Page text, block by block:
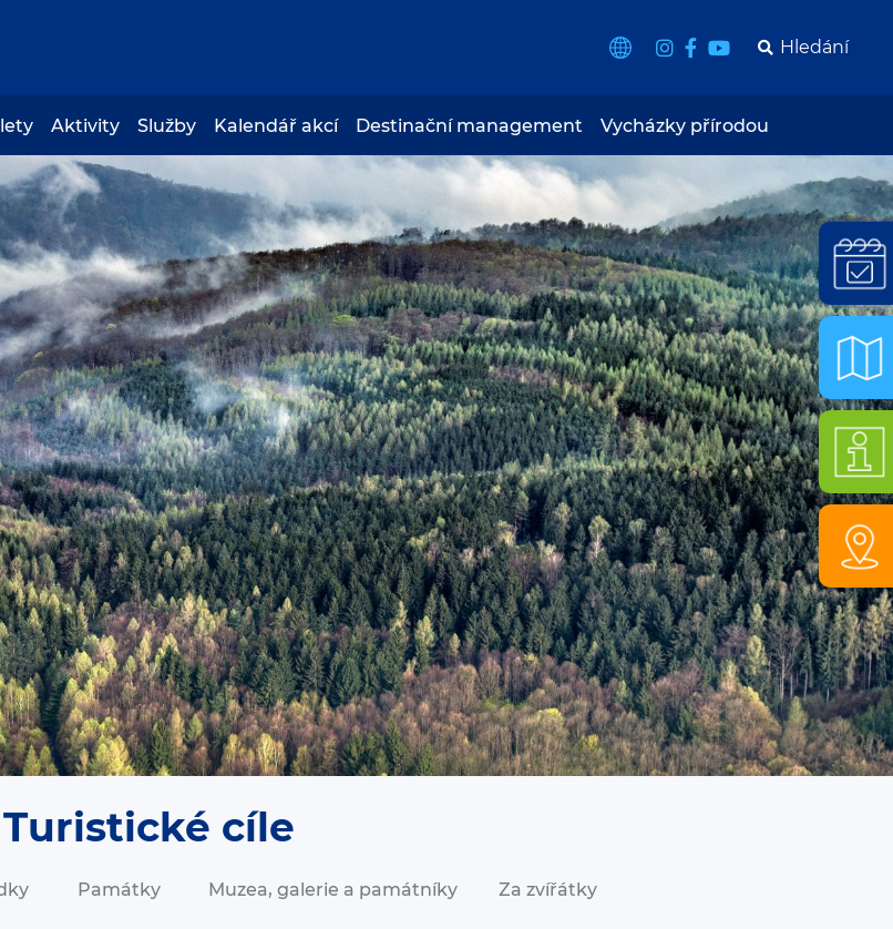
Aktivity Služby Kalendář akcí Destinační management Vycházky přírodou
Turistické cíle
Památky Muzea, galerie a památníky Za zvířátky